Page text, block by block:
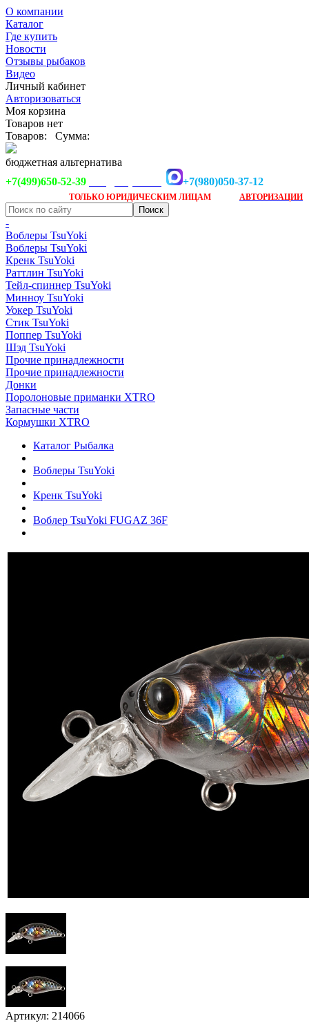
О компании
Каталог
Где купить
Новости
Отзывы рыбаков
Видео
Личный кабинет
Авторизоваться
Моя корзина
Товаров нет
Товаров:
Сумма:
бюджетная альтернатива
+7(499)650-52-39
+7(980)050-37-12
ТОЛЬКО ЮРИДИЧЕСКИМ ЛИЦАМ АВТОРИЗАЦИИ
-
Воблеры TsuYoki
Воблеры TsuYoki
Кренк TsuYoki
Раттлин TsuYoki
Тейл-спиннер TsuYoki
Минноу TsuYoki
Уокер TsuYoki
Стик TsuYoki
Поппер TsuYoki
Шэд TsuYoki
Прочие принадлежности
Прочие принадлежности
Донки
Поролоновые приманки XTRO
Запасные части
Кормушки XTRO
Каталог Рыбалка
Воблеры TsuYoki
Кренк TsuYoki
Воблер TsuYoki FUGAZ 36F
Артикул: 214066